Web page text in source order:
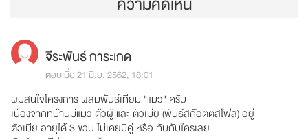
จีระพันธ์ การะเกด
ตอบเมื่อ 21 มิ.ย. 2562, 18:01
ผมสนใจโครงการ ผสมพันธ์เทียม "แมว" ครับ
เนื่องจากที่บ้านมีแมว ต้วผู้ และ ตัวเมีย (พันธ์สก๊อตติสโฟล) อยู่
ตัวเมีย อายุได้ 3 ขวบ ไม่เคยมีคู่ หรือ ทับกับใครเลย